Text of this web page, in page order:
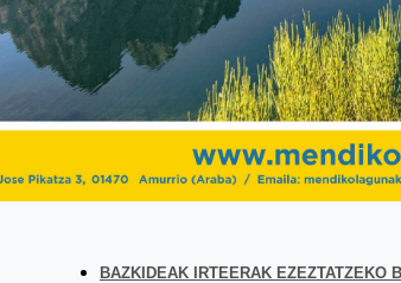
BAZKIDEAK IRTEERAK EZEZTATZEKO